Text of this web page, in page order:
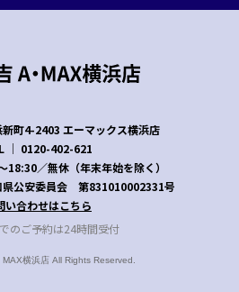
新町4-2403 エーマックス横浜店
│ 0120-402-621
／無休（年末年始を除く）
公安委員会 第831010002331号
い合わせはこちら
のご予約は24時間受付
横浜店 All Rights Reserved.